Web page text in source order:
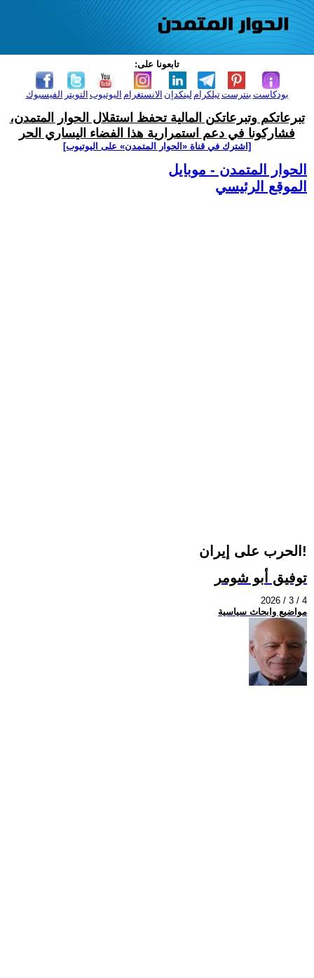
تابعونا على:
الفيسبوك التويتر اليوتيوب الانستغرام لينكدإن تيلكرامبنترست بودكاست
تبرعاتكم وتبرعاتكن المالية تحفظ استقلال الحوار المتمدن،
فشاركونا في دعم استمرارية هذا الفضاء اليساري الحر
[اشترك في قناة ‫«الحوار المتمدن» على اليوتيوب]
الحوار المتمدن - موبايل
الموقع الرئيسي
الحرب على إيران!
توفيق أبو شومر
2026 / 3 / 4
مواضيع وابحاث سياسية